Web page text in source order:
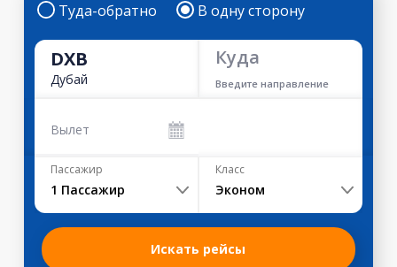
Туда-обратно В одну сторону
DXB
Дубай
Куда
Введите направление
Вылет
Пассажир
1 Пассажир
Класс
Эконом
Искать рейсы